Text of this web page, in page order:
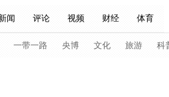
闻 评论 视频 财经 体育
中国领导人 央视快评 习式妙语
节目单 听音 微视频 主持人
Монгол
一带一路 央博 文化 旅游 科